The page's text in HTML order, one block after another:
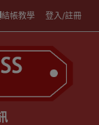
結帳教學 登入/註冊